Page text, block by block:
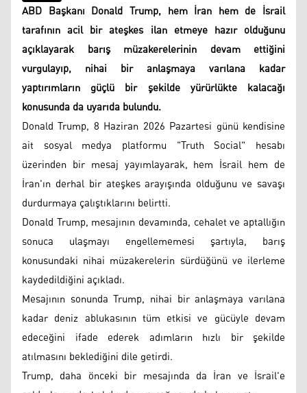
ABD Başkanı Donald Trump, hem İran hem de İsrail
tarafının acil bir ateşkes ilan etmeye hazır olduğunu
açıklayarak barış müzakerelerinin devam ettiğini
vurgulayıp, nihai bir anlaşmaya varılana kadar
yaptırımların güçlü bir şekilde yürürlükte kalacağı
konusunda da uyarıda bulundu.
Donald Trump, 8 Haziran 2026 Pazartesi günü kendisine
ait sosyal medya platformu "Truth Social" hesabı
üzerinden bir mesaj yayımlayarak, hem İsrail hem de
İran'ın derhal bir ateşkes arayışında olduğunu ve savaşı
durdurmaya çalıştıklarını belirtti.
Donald Trump, mesajının devamında, cehalet ve aptallığın
sonuca ulaşmayı engellememesi şartıyla, barış
konusundaki nihai müzakerelerin sürdüğünü ve ilerleme
kaydedildiğini açıkladı.
Mesajının sonunda Trump, nihai bir anlaşmaya varılana
kadar deniz ablukasının tüm etkisi ve gücüyle devam
edeceğini ifade ederek adımların hızlı bir şekilde
atılmasını beklediğini dile getirdi.
Trump, daha önceki bir mesajında da İran ve İsrail'e